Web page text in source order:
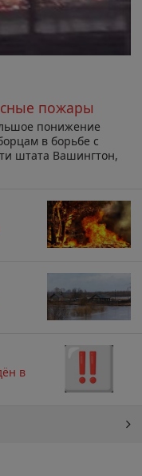
пожары
понижение
в борьбе с
штата Вашингтон,
в